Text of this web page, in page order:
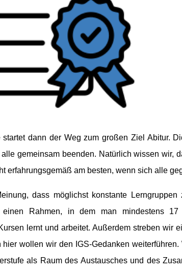
startet dann der Weg zum großen Ziel Abitur.
gemeinsam beenden. Natürlich wissen wir,
erfahrungsgemäß am besten, wenn sich alle
dass möglichst konstante
einen Rahmen, in dem man mindestens
lernt und arbeitet. Außerdem streben wir
hier wollen wir den IGS-Gedanken
als Raum des Austausches und des